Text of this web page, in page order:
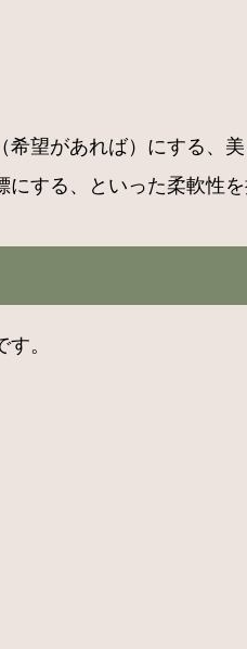
望があれば）にする、
する、といった柔軟性
。